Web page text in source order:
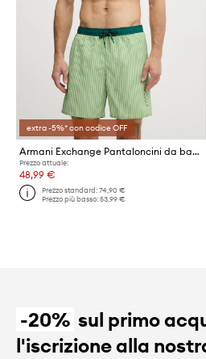
extra -5%* con codice OFF
Armani Exchange Pantaloncini da bagno da uomo
Prezzo attuale:
48,99 €
Prezzo standard:74,90 €
Prezzo più basso:53,99 €
-20% sul primo
l'iscrizione alla